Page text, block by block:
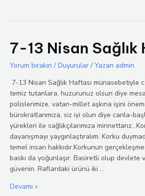
7-13 Nisan Sağlık
Yorum bırakın / Duyurular / Yazan admin
7-13 Nisan Sağlık Haftası münasebetiyle
temiz tutanlara, huzurunuz olsun diye
polislerimize, vatan-millet aşkına işini
bürokratlarımıza, siz iyi olun diye canla-
yürekleri ile sağlıkçılarımıza
dayanışmayı yaygınlaştıralım. Korku
temel insan hakkıdır.Korkunun
baskı da yoğunlaşır. Basiretli olup devlete
güvenin. Raflardaki ürünü iki …
7-
Devamı »